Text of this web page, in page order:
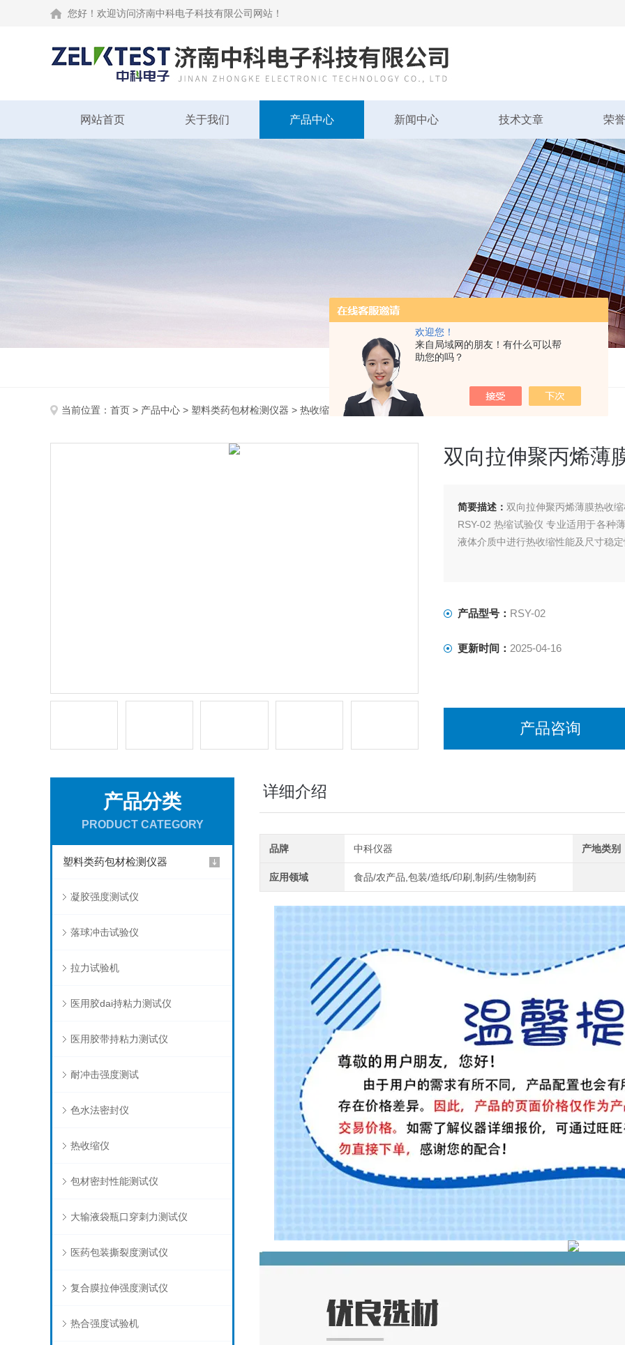
欢迎您！
来自局域网的朋友！有什么可以帮
助您的吗？
您好！欢迎访问济南中科电子科技有限公司网站！
网站首页 关于我们 产品中心 新闻中心 技术文章 荣
当前位置： 首页 > 产品中心 > 塑料类药包材检测仪器 > 热收缩仪 > RSY-02双向拉伸聚丙烯薄膜热收缩检测设备
双向拉伸聚丙烯薄
简要描述： 双向拉伸聚丙烯薄膜热收
RSY-02 热缩试验仪 专业适用于各种
液体介质中进行热收缩性能及尺寸稳
产品型号： RSY-02
更新时间： 2025-04-16
产品咨询
产品分类
PRODUCT CATEGORY
塑料类药包材检测仪器
凝胶强度测试仪
落球冲击试验仪
拉力试验机
医用胶dai持粘力测试仪
医用胶带持粘力测试仪
耐冲击强度测试
色水法密封仪
热收缩仪
包材密封性能测试仪
大输液袋瓶口穿刺力测试仪
医药包装撕裂度测试仪
复合膜拉伸强度测试仪
热合强度试验机
详细介绍
品牌 中科仪器 产地类别
应用领域 食品/农产品,包装/造纸/印刷,制药/生物制药